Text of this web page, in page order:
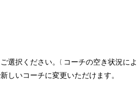
選択ください。( コーチの空き状況に
しいコーチに変更いただけます。